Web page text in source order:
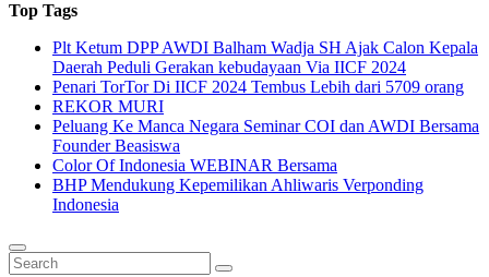
Top Tags
Plt Ketum DPP AWDI Balham Wadja SH Ajak Calon Kepala
Daerah Peduli Gerakan kebudayaan Via IICF 2024
Penari TorTor Di IICF 2024 Tembus Lebih dari 5709 orang
REKOR MURI
Peluang Ke Manca Negara Seminar COI dan AWDI Bersama
Founder Beasiswa
Color Of Indonesia WEBINAR Bersama
BHP Mendukung Kepemilikan Ahliwaris Verponding
Indonesia